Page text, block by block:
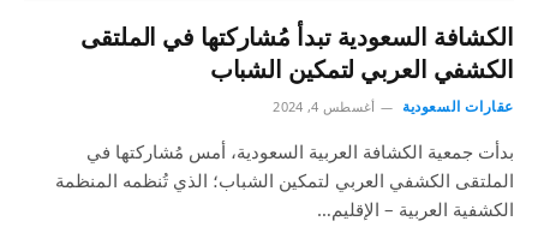
الكشافة السعودية تبدأ مُشاركتها في الملتقى
الكشفي العربي لتمكين الشباب
عقارات السعودية أغسطس 4, 2024
بدأت جمعية الكشافة العربية السعودية، أمس مُشاركتها في
الملتقى الكشفي العربي لتمكين الشباب؛ الذي تُنظمه المنظمة
الكشفية العربية – الإقليم…